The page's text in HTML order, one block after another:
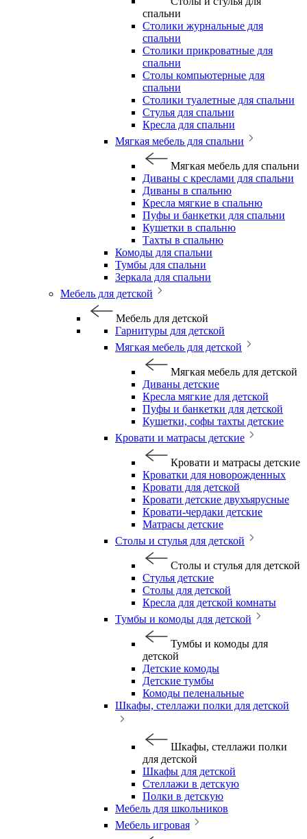
спальни
Столики журнальные для
спальни
Столики прикроватные для
спальни
Столы компьютерные для
спальни
Столики туалетные для спальни
Стулья для спальни
Кресла для спальни
Мягкая мебель для спальни
Мягкая мебель для спальни
Диваны с креслами для спальни
Диваны в спальню
Кресла мягкие в спальню
Пуфы и банкетки для спальни
Кушетки в спальню
Тахты в спальню
Комоды для спальни
Тумбы для спальни
Зеркала для спальни
Мебель для детской
Мебель для детской
Гарнитуры для детской
Мягкая мебель для детской
Мягкая мебель для детской
Диваны детские
Кресла мягкие для детской
Пуфы и банкетки для детской
Кушетки, софы тахты детские
Кровати и матрасы детские
Кровати и матрасы детские
Кроватки для новорожденных
Кровати для детской
Кровати детские двухъярусные
Кровати-чердаки детские
Матрасы детские
Столы и стулья для детской
Столы и стулья для детской
Стулья детские
Столы для детской
Кресла для детской комнаты
Тумбы и комоды для детской
Тумбы и комоды для
детской
Детские комоды
Детские тумбы
Комоды пеленальные
Шкафы, стеллажи полки для детской
Шкафы, стеллажи полки
для детской
Шкафы для детской
Стеллажи в детскую
Полки в детскую
Мебель для школьников
Мебель игровая